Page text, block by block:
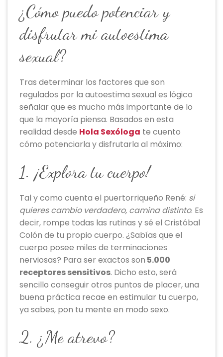
¿Cómo puedo potenciar y
disfrutar mi autoestima
sexual?
Tras determinar los factores que son
regulados por la autoestima sexual es lógico
señalar que es mucho más importante de lo
que la mayoría piensa. Basados en esta
realidad desde Hola Sexóloga te cuento
cómo potenciarla y disfrutarla al máximo:
1. ¡Explora tu cuerpo!
Tal y como cuenta el puertorriqueño René: si
quieres cambio verdadero, camina distinto. Es
decir, rompe todas las rutinas y sé el Cristóbal
Colón de tu propio cuerpo. ¿Sabías que el
cuerpo posee miles de terminaciones
nerviosas? Para ser exactos son 5.000
receptores sensitivos. Dicho esto, será
sencillo conseguir otros puntos de placer, una
buena práctica recae en estimular tu cuerpo,
ya sabes, pon tu mente en modo sexo.
2. ¿Me atrevo?